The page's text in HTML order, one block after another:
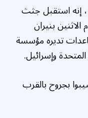
إنه استقبل جثث
بنيران
تديره مؤسسة
وإسرائيل.
20 آخرين أصيبوا بجروح بالقرب